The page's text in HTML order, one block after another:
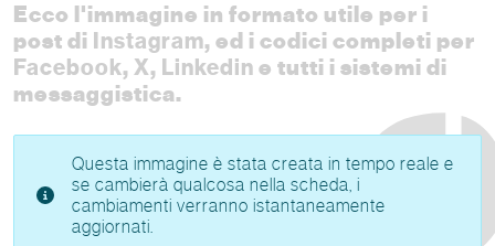
Ecco l'immagine in formato utile per i
post di Instagram, ed i codici completi per
Facebook, X, Linkedin e tutti i sistemi di
messaggistica.
Questa immagine è stata creata in tempo reale e
se cambierà qualcosa nella scheda, i
cambiamenti verranno istantaneamente
aggiornati.